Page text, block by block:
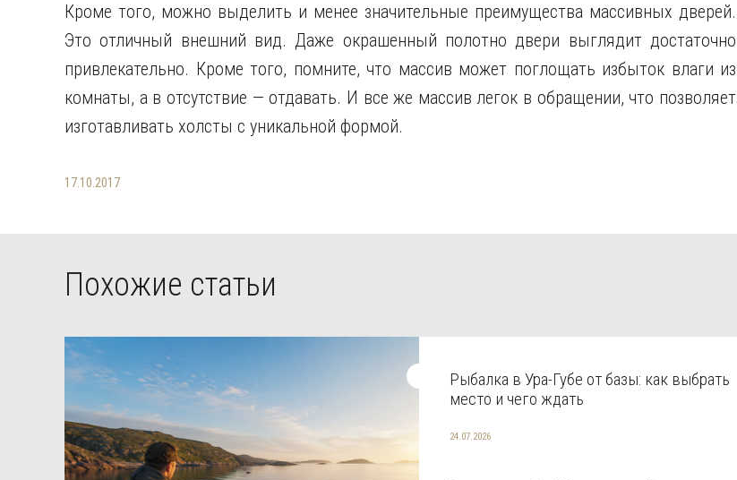
Кроме того, можно выделить и менее значительные преимущества массивных дверей.
Это отличный внешний вид. Даже окрашенный полотно двери выглядит достаточно
привлекательно. Кроме того, помните, что массив может поглощать избыток влаги из
комнаты, а в отсутствие — отдавать. И все же массив легок в обращении, что позволяет
изготавливать холсты с уникальной формой.
17.10.2017
Похожие статьи
Рыбалка в Ура-Губе от базы: как выбрать
место и чего ждать
24.07.2026